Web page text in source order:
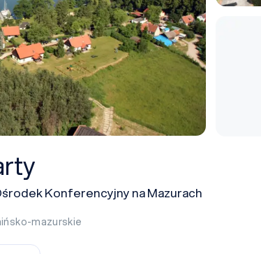
Konferencyjny na Mazurach
mazurskie